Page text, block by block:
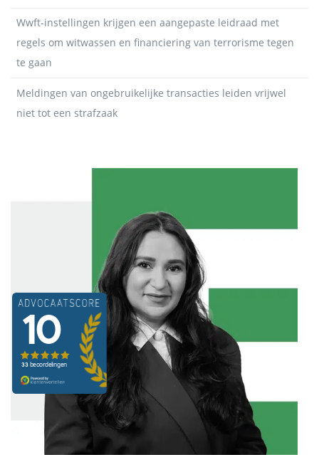
Wwft-instellingen krijgen een aangepaste leidraad met
regels om witwassen en financiering van terrorisme tegen
te gaan
Meldingen van ongebruikelijke transacties leiden vrijwel
niet tot een strafzaak